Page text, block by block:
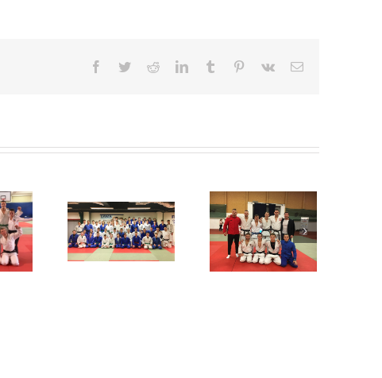
1.
Facebook
TwitterRedditLinkedInTumblr Pinterest
Vk
E-
SCM
sraz
Liberec válí i v
Extralize!
Extraliga